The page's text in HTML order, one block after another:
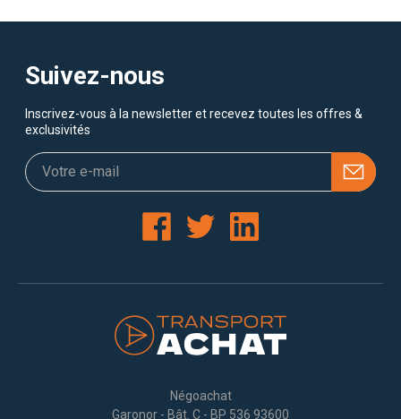
Suivez-nous
Inscrivez-vous à la newsletter et recevez toutes les offres &
exclusivités
Négoachat
Garonor - Bât. C - BP 536 93600